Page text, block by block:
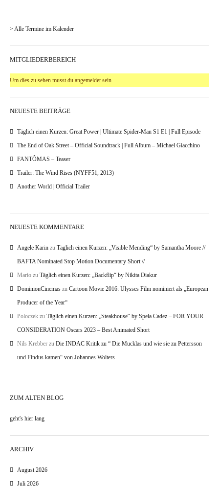
> Alle Termine im Kalender
MITGLIEDERBEREICH
Um dies zu sehen musst du angemeldet sein
NEUESTE BEITRÄGE
Täglich einen Kurzen: Great Power | Ultimate Spider-Man S1 E1 | Full Episode
The End of Oak Street – Official Soundtrack | Full Album – Michael Giacchino
FANTÔMAS – Teaser
Trailer: The Wind Rises (NYFF51, 2013)
Another World | Official Trailer
NEUESTE KOMMENTARE
Angele Karin zu Täglich einen Kurzen: „Visible Mending“ by Samantha Moore //
BAFTA Nominated Stop Motion Documentary Short //
Mario zu Täglich einen Kurzen: „Backflip“ by Nikita Diakur
DominionCinemas zu Cartoon Movie 2016: Ulysses Film nominiert als „European
Producer of the Year“
Poloczek zu Täglich einen Kurzen: „Steakhouse“ by Spela Cadez – FOR YOUR
CONSIDERATION Oscars 2023 – Best Animated Short
Nils Krebber zu Die INDAC Kritik zu “ Die Mucklas und wie sie zu Pettersson
und Findus kamen“ von Johannes Wolters
ZUM ALTEN BLOG
geht's hier lang
ARCHIV
August 2026
Juli 2026